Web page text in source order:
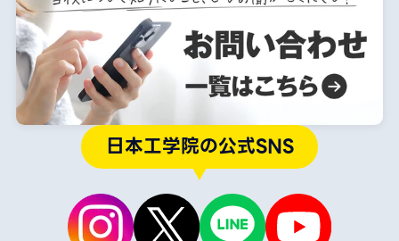
日本工学院の公式SNS